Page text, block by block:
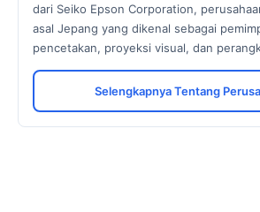
dari Seiko Epson Corporation,
asal Jepang yang dikenal sebagai
pencetakan, proyeksi visual, dan
Selengkapnya Tentang